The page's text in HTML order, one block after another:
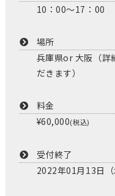
10：00～17：00
場所
兵庫県or 大阪（詳
だきます）
料金
¥60,000(税込)
受付終了
2022年01月13日